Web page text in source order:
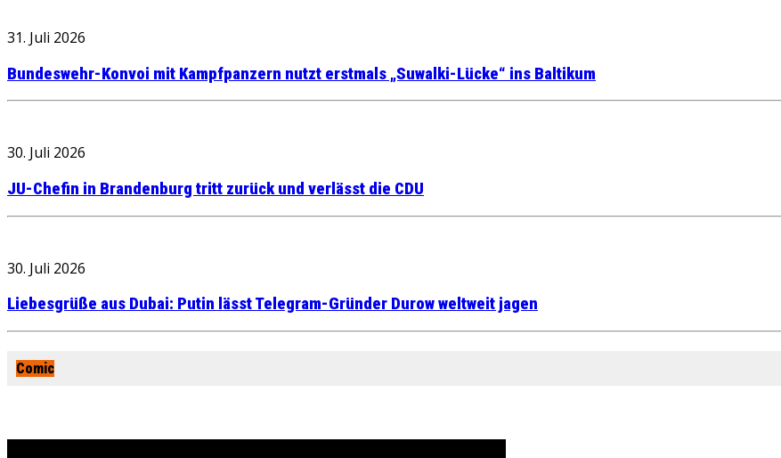
31. Juli 2026
Bundeswehr-Konvoi mit Kampfpanzern nutzt erstmals „Suwalki-Lücke“ ins Baltikum
30. Juli 2026
JU-Chefin in Brandenburg tritt zurück und verlässt die CDU
30. Juli 2026
Liebesgrüße aus Dubai: Putin lässt Telegram-Gründer Durow weltweit jagen
Comic